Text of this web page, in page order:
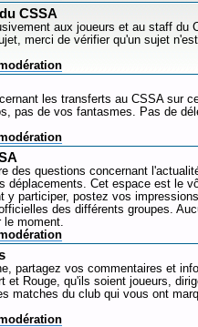
CSSA
aux joueurs et au staff du
merci de vérifier qu'un sujet
les transferts au CSSA sur
pas de vos fantasmes. Pas de
des questions concernant
déplacements. Cet espace est le
y participer, postez vos
des différents groupes.
moment.
partagez vos commentaires et
et Rouge, qu'ils soient joueurs,
matches du club qui vous ont